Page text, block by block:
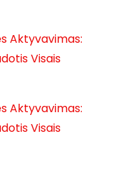
Aktyvavimas:
Visais
Aktyvavimas:
Visais